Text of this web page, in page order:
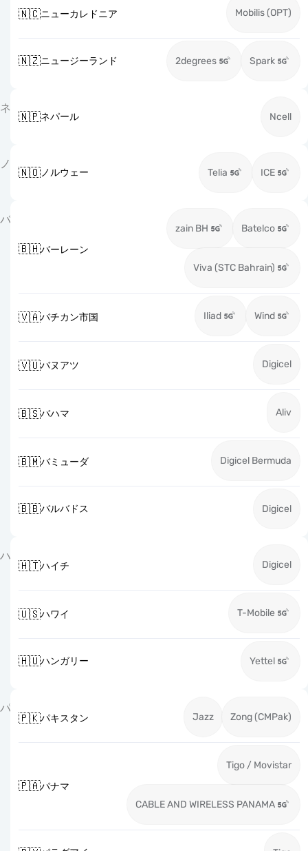
🇳🇨ニューカレドニア Mobilis (OPT)
🇳🇿ニュージーランド 2degrees Spark
ネ
🇳🇵ネパール Ncell
ノ
🇳🇴ノルウェー Telia ICE
バ
🇧🇭バーレーン
zain BH Batelco
Viva (STC Bahrain)
🇻🇦バチカン市国 Iliad Wind
🇻🇺バヌアツ Digicel
🇧🇸バハマ Aliv
🇧🇲バミューダ Digicel Bermuda
🇧🇧バルバドス Digicel
ハ
🇭🇹ハイチ Digicel
🇺🇸ハワイ T-Mobile
🇭🇺ハンガリー Yettel
パ
🇵🇰パキスタン Jazz Zong (CMPak)
🇵🇦パナマ
Tigo / Movistar
CABLE AND WIRELESS PANAMA